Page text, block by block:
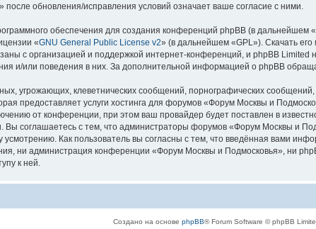
обновления/исправления условий означает ваше согласие с ними.
обеспечения для создания конференций phpBB (в дальнейшем
«GNU General Public License v2» (в дальнейшем «GPL»). Скачать
с организацией и поддержкой интернет-конференций, и phpBB Limited
и/или поведения в них. За дополнительной информацией о phpBB
угрожающих, клеветнических сообщений, порнографических
предоставляет услуги хостинга для форумов «Форум Москвы и
от конференции, при этом ваш провайдер будет поставлен в
Вы соглашаетесь с тем, что администраторы форумов «Форум Москвы и
Как пользователь вы согласны с тем, что введённая вами
ни администрация конференции «Форум Москвы и Подмосковья», ни
к ней.
Создано на основе phpBB® Forum Software © phpBB